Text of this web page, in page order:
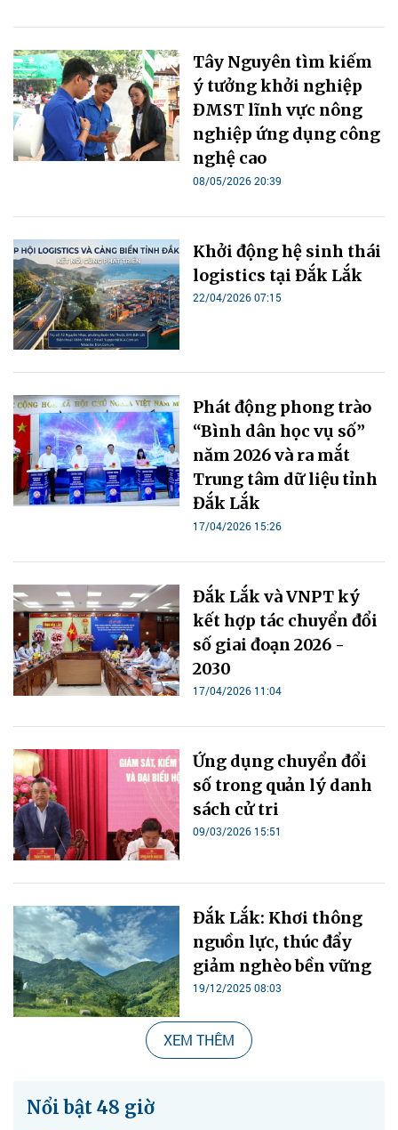
Tây Nguyên tìm kiếm
ý tưởng khởi nghiệp
ĐMST lĩnh vực nông
nghiệp ứng dụng công
nghệ cao
08/05/2026 20:39
Khởi động hệ sinh thái
logistics tại Đắk Lắk
22/04/2026 07:15
Phát động phong trào
“Bình dân học vụ số”
năm 2026 và ra mắt
Trung tâm dữ liệu tỉnh
Đắk Lắk
17/04/2026 15:26
Đắk Lắk và VNPT ký
kết hợp tác chuyển đổi
số giai đoạn 2026 -
2030
17/04/2026 11:04
Ứng dụng chuyển đổi
số trong quản lý danh
sách cử tri
09/03/2026 15:51
Đắk Lắk: Khơi thông
nguồn lực, thúc đẩy
giảm nghèo bền vững
19/12/2025 08:03
XEM THÊM
Nổi bật 48 giờ